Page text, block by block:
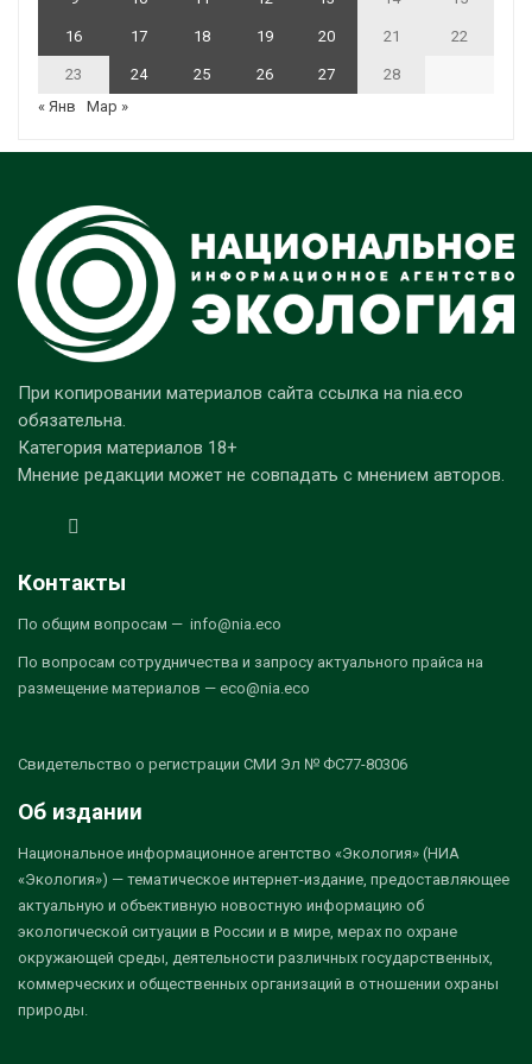
16 17 18 19 20 21 22
23 24 25 26 27
28
« Янв
Мар »
При копировании материалов сайта ссылка на nia.eco
обязательна.
Категория материалов 18+
Мнение редакции может не совпадать с мнением авторов.
Контакты
По общим вопросам — info@nia.eco
По вопросам сотрудничества и запросу актуального прайса на
размещение материалов — eco@nia.eco
Свидетельство о регистрации СМИ Эл № ФС77-80306
Об издании
Национальное информационное агентство «Экология» (НИА
«Экология») — тематическое интернет-издание, предоставляющее
актуальную и объективную новостную информацию об
экологической ситуации в России и в мире, мерах по охране
окружающей среды, деятельности различных государственных,
коммерческих и общественных организаций в отношении охраны
природы.